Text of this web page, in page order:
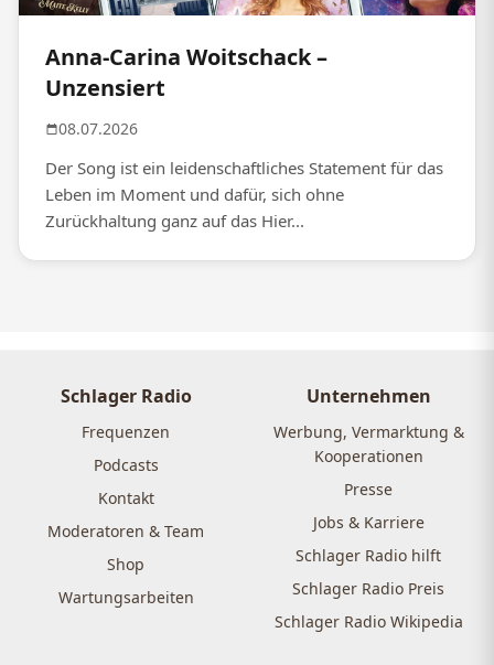
Anna-Carina Woitschack –
Unzensiert
08.07.2026
Der Song ist ein leidenschaftliches Statement für das
Leben im Moment und dafür, sich ohne
Zurückhaltung ganz auf das Hier...
Schlager Radio
Frequenzen
Podcasts
Kontakt
Moderatoren & Team
Shop
Wartungsarbeiten
Unternehmen
Werbung, Vermarktung &
Kooperationen
Presse
Jobs & Karriere
Schlager Radio hilft
Schlager Radio Preis
Schlager Radio Wikipedia